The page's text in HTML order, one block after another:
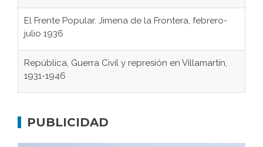
El Frente Popular. Jimena de la Frontera, febrero-
julio 1936
República, Guerra Civil y represión en Villamartín,
1931-1946
concentración nazis
PUBLICIDAD